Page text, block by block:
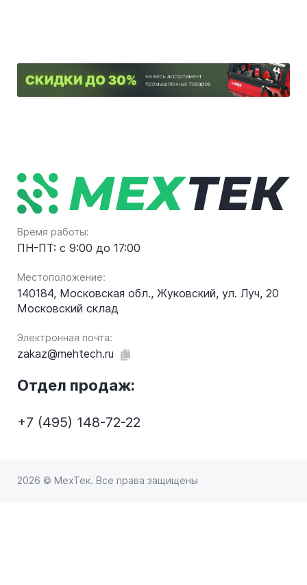
Время работы:
ПН-ПТ: с 9:00 до 17:00
Местоположение:
140184, Московская обл., Жуковский, ул. Луч, 20
Московский склад
Электронная почта:
zakaz@mehtech.ru
Отдел продаж:
+7 (495) 148-72-22
2026 © МехТек. Все права защищены